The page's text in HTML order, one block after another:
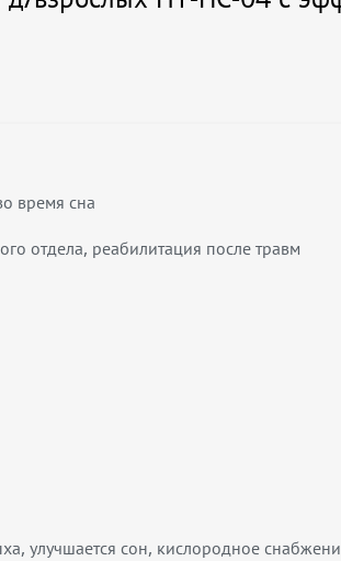
время сна
отдела, реабилитация после травм
улучшается сон, кислородное